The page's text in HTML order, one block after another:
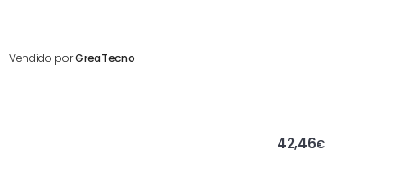
Vendido porGreaTecno
42,46€